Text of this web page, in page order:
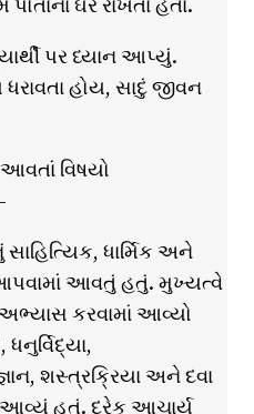
પર ધ્યાન આપ્યું.
ધરાવતા હોય, સાદું જીવન
વિષયો
સાહિત્યિક, ધાર્મિક અને
આપવામાં આવતું હતું. મુખ્યત્વે
કરવામાં આવ્યો
શસ્ત્રક્રિયા અને દવા
આવ્યું હતું. દરેક આચાર્ય